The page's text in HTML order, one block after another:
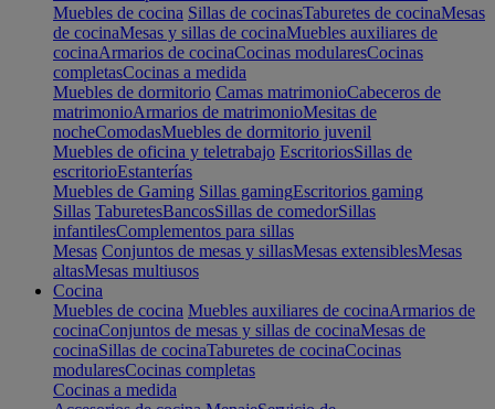
Muebles de cocina Sillas de cocinasTaburetes de cocinaMesas
de cocinaMesas y sillas de cocinaMuebles auxiliares de
cocinaArmarios de cocinaCocinas modularesCocinas
completasCocinas a medida
Muebles de dormitorio Camas matrimonioCabeceros de
matrimonioArmarios de matrimonioMesitas de
nocheComodasMuebles de dormitorio juvenil
Muebles de oficina y teletrabajo EscritoriosSillas de
escritorioEstanterías
Muebles de Gaming Sillas gamingEscritorios gaming
Sillas TaburetesBancosSillas de comedorSillas
infantilesComplementos para sillas
Mesas Conjuntos de mesas y sillasMesas extensiblesMesas
altasMesas multiusos
Cocina
Muebles de cocina Muebles auxiliares de cocinaArmarios de
cocinaConjuntos de mesas y sillas de cocinaMesas de
cocinaSillas de cocinaTaburetes de cocinaCocinas
modularesCocinas completas
Cocinas a medida